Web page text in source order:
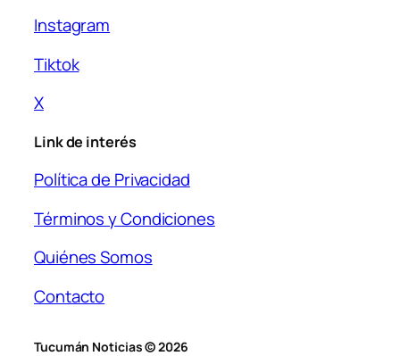
Instagram
Tiktok
X
Link de interés
Política de Privacidad
Términos y Condiciones
Quiénes Somos
Contacto
Tucumán Noticias © 2026